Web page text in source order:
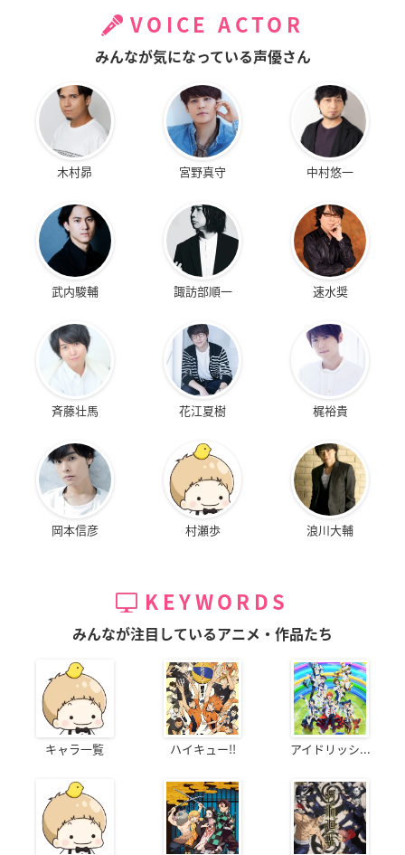
VOICE ACTOR
みんなが気になっている声優さん
木村昴 宮野真守 中村悠一
武内駿輔 諏訪部順一 速水奨
斉藤壮馬 花江夏樹 梶裕貴
岡本信彦 村瀬歩 浪川大輔
KEYWORDS
みんなが注目しているアニメ・作品たち
キャラ一覧 ハイキュー!! アイドリッシ...